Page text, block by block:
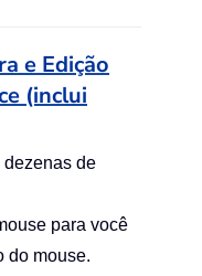
e Edição
(inclui
dezenas de
para você
do mouse.